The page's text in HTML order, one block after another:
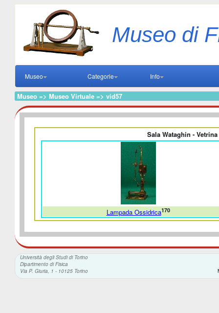
Museo di
Museo Categorie Info
Museo => Museo Virtuale => vid57
Sala Wataghin -
Lampada Ossidrica170
Università degli Studi di Torino
Dipartimento di Fisica
Via P. Giuria, 1 - 10125 Torino